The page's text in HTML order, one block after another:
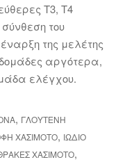
Τ3, Τ4
του
της μελέτης
αργότερα,
ελέγχου.
, ΓΛΟΥΤΈΝΗ
ΧΑΣΙΜΌΤΟ, ΙΏΔΙΟ
ΧΑΣΙΜΌΤΟ,